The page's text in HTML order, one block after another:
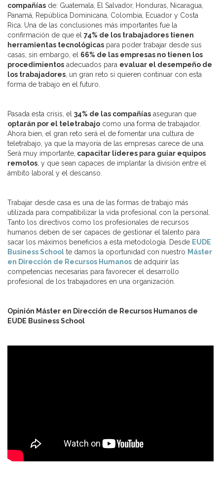
compañías de: Guatemala, El Salvador, Honduras, Nicaragua,
Panamá, República Dominicana, Colombia, Ecuador y Costa
Rica. Una de las conclusiones más importantes fue la
confirmación de que el 74% de los trabajadores tienen
herramientas tecnológicas para poder trabajar desde sus
casas, sin embargo, el 66% de las empresas no tienen los
procedimientos adecuados para evaluar el desempeño de
los trabajadores , un gran reto si quieren continuar con esta
forma de trabajo en el futuro.
Pasada esta crisis, el 34% de las compañías aseguran que
optarán por el teletrabajo como una forma de trabajador.
Ahora bien, el gran reto será el de fomentar una cultura de
teletrabajo, ya que la mayoría de las empresas carece de una.
Será muy importante, capacitar líderes para guiar equipos
remotos , y que sean capaces de implantar la división entre el
ámbito laboral y el descanso.
Trabajar desde casa es una de las formas de trabajo más
utilizada para compatibilizar la vida profesional con la personal.
Tanto los directivos como los profesionales de recursos
humanos deben de ser capaces de gestionar el talento para
sacar los máximos beneficios a esta metodología. Desde EUDE
Business School te damos la oportunidad con nuestro Máster
en Dirección de Recursos Humanos de adquirir las
competencias necesarias para favorecer el desarrollo
profesional de los trabajadores en una organización.
Opinión Máster en Dirección de Recursos Humanos de
EUDE Business School